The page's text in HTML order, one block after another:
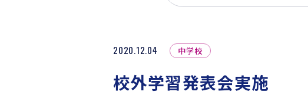
2020.12.04 中学校
校外学習発表会実施